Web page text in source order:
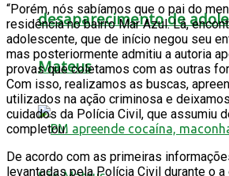
desaparecimento de
Mateus
“Porém, nós sabíamos que o pai do
residência no bairro Mar Azul. Lá,
adolescente, que de início negou seu
mas posteriormente admitiu a autoria
provas que coletamos com as outras
Com isso, realizamos as buscas,
utilizados na ação criminosa e
cuidados da Polícia Civil, que assumiu
completou.
De acordo com as primeiras
levantadas pela Polícia Civil durante o